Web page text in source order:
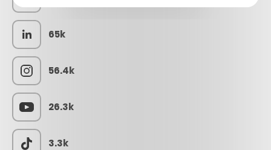
65k
56.4k
26.3k
3.3k